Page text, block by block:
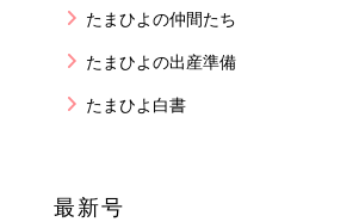
たまひよの仲間たち
たまひよの出産準備
たまひよ白書
最新号